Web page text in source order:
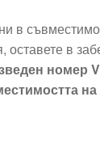
в
в
номер
на